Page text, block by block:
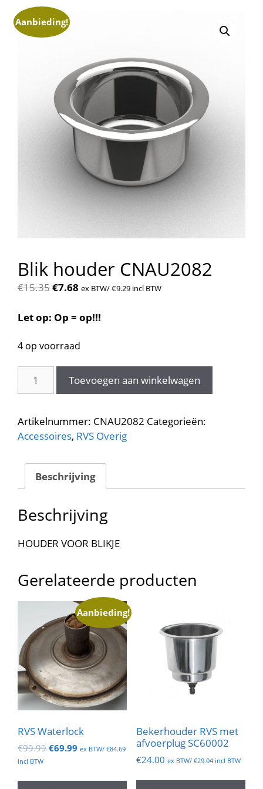
Aanbieding!
Blik houder CNAU2082
€15.35Oorspronkelijke
was:
€7.68 Huidige
is:
ex BTW/€9.29 incl BTW
Let op: Op = op!!!
4 op voorraad
houder
aantal
Toevoegen aan winkelwagen
Artikelnummer: CNAU2082 Categorieën:
Accessoires, RVS Overig
Beschrijving
Beschrijving
HOUDER VOOR BLIKJE
Gerelateerde producten
Aanbieding!
RVS Waterlock
€99.99 Oorspronkelijke
€99.99.
€69.99 Huidige
€69.99.
ex BTW/ €84.69
incl BTW
Bekerhouder RVS met
afvoerplug SC60002
€24.00 ex BTW/ €29.04incl BTW